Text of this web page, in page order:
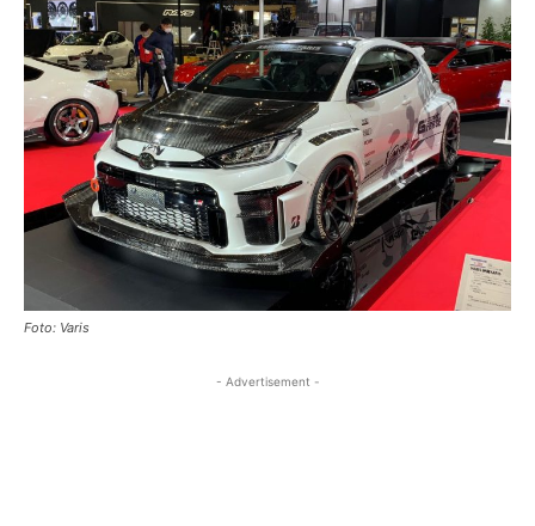
Foto: Varis
- Advertisement -